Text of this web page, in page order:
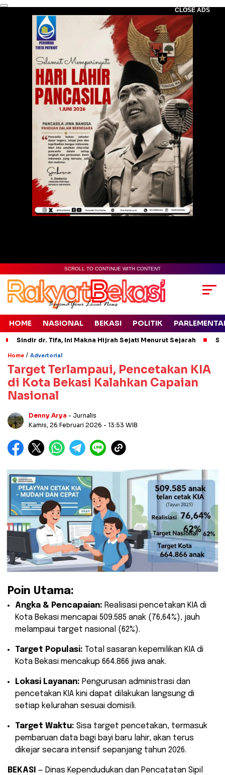
CLOSE ADS
SCROLL TO CONTINUE WITH CONTENT
HOME NASIONAL BEKASI POLITIK
Sindir dr. Tifa, Ini Makna Hijrah Sejati Menurut Sejarah
Home / Advertorial
Target Terlampaui, Pencetakan KIA
di Kota Bekasi Kalahkan Capaian
Nasional
Denny Arya - Jurnalis
Kamis, 26 Februari 2026 - 13:53 WIB
Poin Utama:
Angka & Pencapaian: Realisasi pencetakan KIA di
Kota Bekasi mencapai 509.585 anak (76,64%), jauh
melampaui target nasional (62%).
Target Populasi: Total sasaran kepemilikan KIA di
Kota Bekasi mencakup 664.866 jiwa anak.
Lokasi Layanan: Pengurusan administrasi dan
pencetakan KIA kini dapat dilakukan langsung di
setiap kelurahan sesuai domisili.
Target Waktu: Sisa target pencetakan, termasuk
pembaruan data bagi bayi baru lahir, akan terus
dikejar secara intensif sepanjang tahun 2026.
BEKASI — Dinas Kependudukan dan Pencatatan Sipil